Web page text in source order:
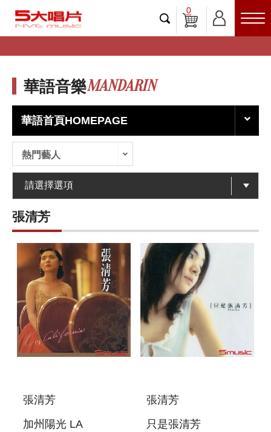
0
華語音樂MANDARIN
華語首頁HOMEPAGE
熱門藝人
張清芳
張清芳
加州陽光 LA
張清芳
只是張清芳